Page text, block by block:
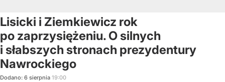
Lisicki i Ziemkiewicz rok
po zaprzysiężeniu. O silnych
i słabszych stronach prezydentury
Nawrockiego
Dodano: 6 sierpnia 19:00